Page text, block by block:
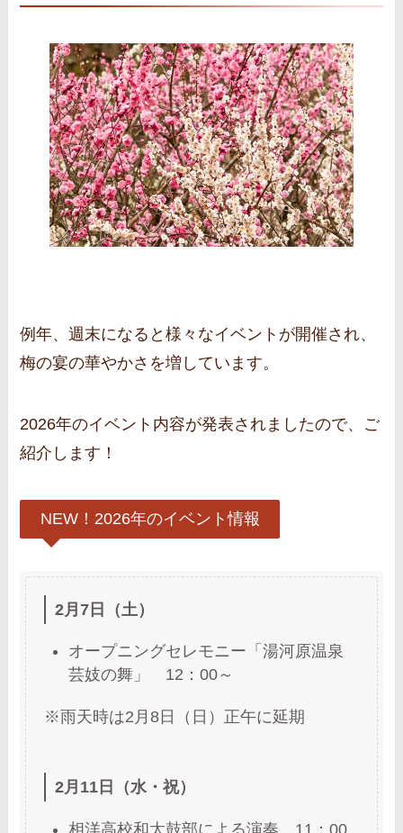
例年、週末になると様々なイベントが開催され、
梅の宴の華やかさを増しています。
2026年のイベント内容が発表されましたので、ご
紹介します！
NEW！2026年のイベント情報
2月7日（土）
オープニングセレモニー「湯河原温泉
芸妓の舞」 12：00～
※雨天時は2月8日（日）正午に延期
2月11日（水・祝）